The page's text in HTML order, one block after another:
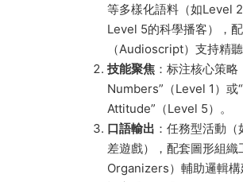
等多樣化語料（如Level 2
Level 5的科學播客），
（Audioscript）支持精聽
技能聚焦 ：标注核心策
Numbers”（Level 1）或
Attitude”（Level 5）。
口語輸出 ：任務型活動
差遊戲），配套圖形組
Organizers）輔助邏輯構